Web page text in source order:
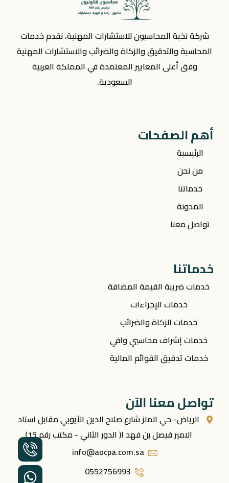
شركة نخبة المحاسبون للاستشارات المهنية، نقدم خدمات
المحاسبة والتدقيق والزكاة والضرائب والاستشارات المهنية
وفق أعلى المعايير المعتمدة في المملكة العربية
السعودية.
أهم الصفحات
الرئيسية
من نحن
خدماتنا
المدونة
تواصل معنا
خدماتنا
خدمات ضريبة القيمة المضافة
خدمات الإجراءات
خدمات الزكاة والضرائب
خدمات إشراف محاسبي وافي
خدمات تدقيق القوائم المالية
تواصل معنا الآن
الرياض- حي الملز شارع صلاح الدين الأيوبي مقابل استاد
الامير فيصل بن فهد ا( الدور الثاني - مكتب رقم 15)
info@aocpa.com.sa
0552756993